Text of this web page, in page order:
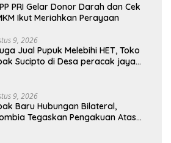
PRI Gelar Donor Darah dan Cek
Ikut Meriahkan Perayaan
9, 2026
Jual Pupuk Melebihi HET, Toko
Sucipto di Desa peracak jaya
9, 2026
Baru Hubungan Bilateral,
Tegaskan Pengakuan Atas